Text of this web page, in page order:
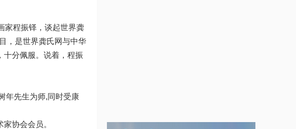
家程振铎，谈起世界龚
，是世界龚氏网与中华
十分佩服。说着，程振
年先生为师,同时受康
协会会员。